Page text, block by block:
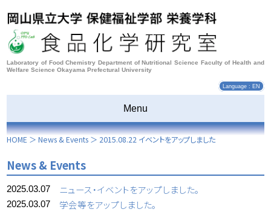
Laboratory of Food Chemistry Department of Nutritional Science Faculty of Health and
Welfare Science Okayama Prefectural University
Language : EN
Menu
HOME ＞News & Events ＞ 2015.08.22 イベントをアップしました
News & Events
2025.03.07 ニュース・イベントをアップしました。
2025.03.07 学会等をアップしました。